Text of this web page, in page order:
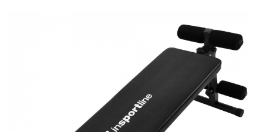
Accesorii diverse carucioare